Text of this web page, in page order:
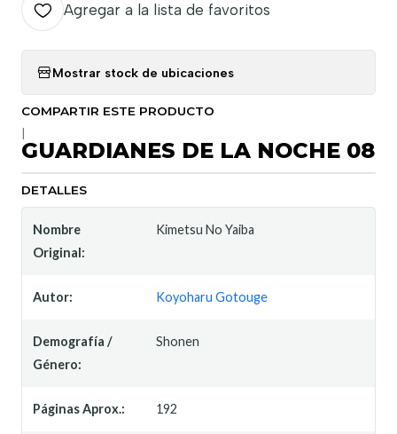
Agregar a la lista de favoritos
Mostrar stock de ubicaciones
COMPARTIR ESTE PRODUCTO
GUARDIANES DE LA NOCHE 08
DETALLES
Nombre
Original:
Kimetsu No Yaiba
Autor: Koyoharu Gotouge
Demografía /
Género:
Shonen
Páginas Aprox.: 192